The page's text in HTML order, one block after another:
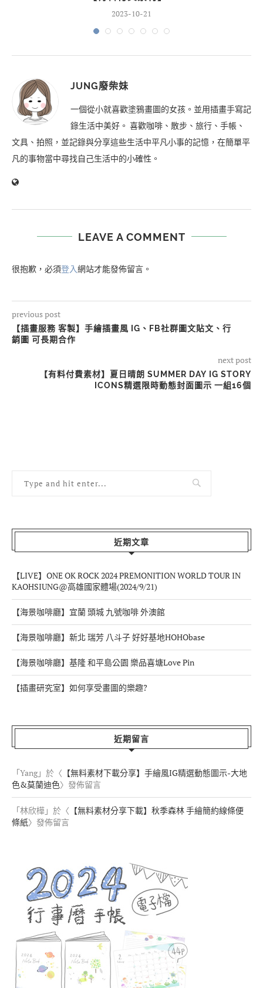
2023-10-21
JUNG廢柴妹
一個從小就喜歡塗鴉畫圖的女孩。並用插畫手寫記
錄生活中美好。 喜歡咖啡、散步、旅行、手帳、
文具、拍照，並記錄與分享這些生活中平凡小事的記憶，在簡單平
凡的事物當中尋找自己生活中的小確性。
LEAVE A COMMENT
很抱歉，必須登入網站才能發佈留言。
previous post
【插畫服務 客製】手繪插畫風 IG、FB社群圖文貼文、行
銷圖 可長期合作
next post
【有料付費素材】夏日晴朗 SUMMER DAY IG STORY
ICONS精選限時動態封面圖示 一組16個
近期文章
【LIVE】ONE OK ROCK 2024 PREMONITION WORLD TOUR IN
KAOHSIUNG@高雄國家體場(2024/9/21)
【海景咖啡廳】宜蘭 頭城 九號咖啡 外澳館
【海景咖啡廳】新北 瑞芳 八斗子 好好基地HOHObase
【海景咖啡廳】基隆 和平島公園 樂品喜塘Love Pin
【插畫研究室】如何享受畫圖的樂趣?
近期留言
「Yang」於〈 【無料素材下載分享】手繪風IG精選動態圖示-大地
色&莫蘭迪色〉發佈留言
「林欣樺 」於〈 【無料素材分享下載】秋季森林 手繪簡約線條便
條紙〉發佈留言